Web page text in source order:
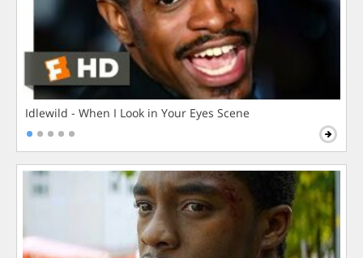
Idlewild - When I Look in Your Eyes Scene